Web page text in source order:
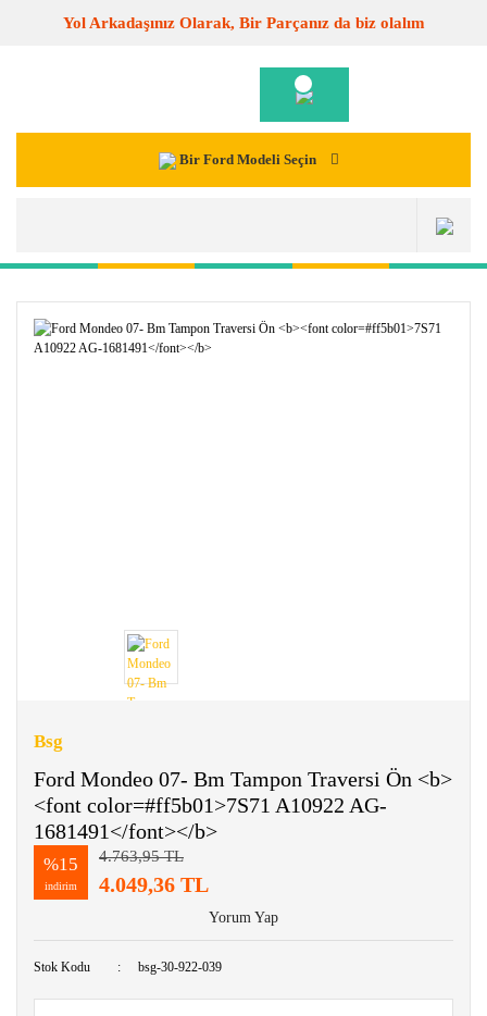
Yol Arkadaşınız Olarak, Bir Parçanız da biz olalım
Bir Ford Modeli Seçin
Bsg
Ford Mondeo 07- Bm Tampon Traversi Ön <b>
<font color=#ff5b01>7S71 A10922 AG-
1681491</font></b>
%15
indirim
4.763,95 TL
4.049,36 TL
Yorum Yap
Stok Kodu bsg-30-922-039